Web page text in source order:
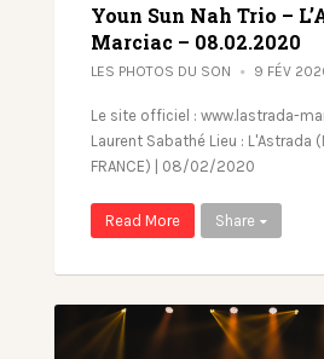
Youn Sun Nah Trio –
Marciac – 08.02.2020
LES PHOTOS DU SON 9 FÉV
Le site officiel : www.lastrada-
Laurent Sabathé Lieu : L'Astrada
FRANCE) | 08/02/2020
Read More Share